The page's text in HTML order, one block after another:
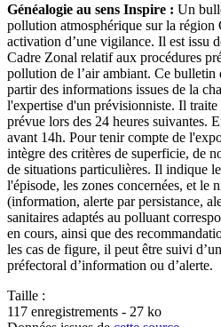
Généalogie au sens Inspire : Un
pollution atmosphérique sur la région
activation d’une vigilance. Il est issu
Cadre Zonal relatif aux procédures
pollution de l’air ambiant. Ce bulletin
partir des informations issues de la
l'expertise d'un prévisionniste. Il traite
prévue lors des 24 heures suivantes.
avant 14h. Pour tenir compte de
intègre des critères de superficie, de
de situations particulières. Il indique
l'épisode, les zones concernées, et le
(information, alerte par persistance,
sanitaires adaptés au polluant
en cours, ainsi que des
les cas de figure, il peut être suivi
préfectoral d’information ou d’alerte.
Taille :
117 enregistrements - 27 ko